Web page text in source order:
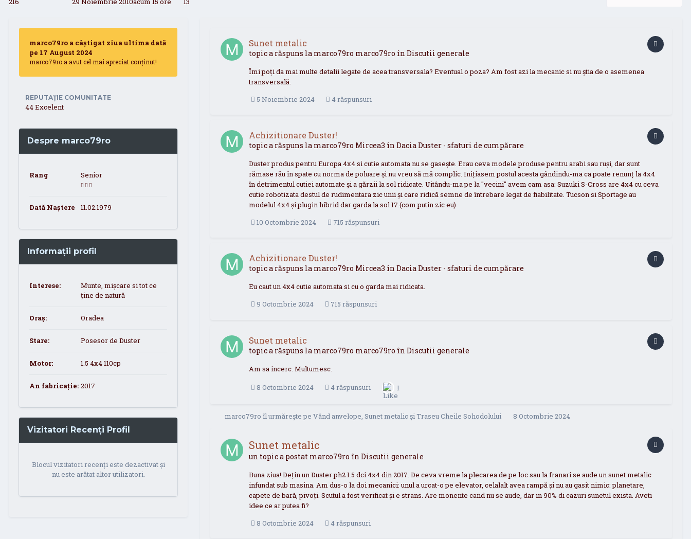
marco79ro a câștigat ziua ultima dată
pe 17 August 2024
marco79ro a avut cel mai apreciat conținut!
REPUTAȚIE COMUNITATE
44Excelent
Despre marco79ro
Rang Senior
Dată Naștere 11.02.1979
Informații profil
Interese:
Munte, mișcare si tot ce
ține de natură
Oraș: Oradea
Stare: Posesor de Duster
Motor: 1.5 4x4 110cp
An fabricație: 2017
Vizitatori Recenți Profil
Blocul vizitatori recenți este dezactivat și
nu este arătat altor utilizatori.
Sunet metalic
topic a răspuns la marco79ro marco79ro în Discutii generale
Îmi poți da mai multe detalii legate de acea transversala? Eventual o poza? Am fost azi la mecanic si nu știa de o asemenea
transversală.
5 Noiembrie 2024
4 răspunsuri
Achizitionare Duster!
topic a răspuns la marco79ro Mircea3 în Dacia Duster - sfaturi de cumpărare
Duster produs pentru Europa 4x4 si cutie automata nu se gasește. Erau ceva modele produse pentru arabi sau ruși, dar sunt
rămase rău în spate cu norma de poluare și nu vreu să mă complic. Inițiasem postul acesta gândindu-ma ca poate renunț la 4x4
în detrimentul cutiei automate și a gărzii la sol ridicate. Uitându-ma pe la "vecini" avem cam asa: Suzuki S-Cross are 4x4 cu ceva
cutie robotizata destul de rudimentara zic unii și care ridică semne de întrebare legat de fiabilitate. Tucson si Sportage au
modelul 4x4 și plugin hibrid dar garda la sol 17.(com putin zic eu)
10 Octombrie 2024
715 răspunsuri
Achizitionare Duster!
topic a răspuns la marco79ro Mircea3 în Dacia Duster - sfaturi de cumpărare
Eu caut un 4x4 cutie automata si cu o garda mai ridicata.
9 Octombrie 2024
715 răspunsuri
Sunet metalic
topic a răspuns la marco79ro marco79ro în Discutii generale
Am sa incerc. Multumesc.
8 Octombrie 2024 4 răspunsuri 1
marco79ro îl urmărește pe Vând anvelope, Sunet metalicșiTraseu Cheile Sohodolului 8 Octombrie 2024
Sunet metalic
un topic a postat marco79ro în Discutii generale
Buna ziua! Dețin un Duster ph2 1.5 dci 4x4 din 2017. De ceva vreme la plecarea de pe loc sau la franari se aude un sunet metalic
infundat sub masina. Am dus-o la doi mecanici: unul a urcat-o pe elevator, celalalt avea rampă și nu au gasit nimic: planetare,
capete de bară, pivoți. Scutul a fost verificat și e strans. Are monente cand nu se aude, dar in 90% di cazuri sunetul exista. Aveti
idee ce ar putea fi?
8 Octombrie 2024
4 răspunsuri